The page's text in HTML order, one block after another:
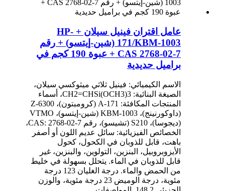
عامل اقتران فينيل سيلان + HP-
171/KBM-1003 (شين-إيتسو) + رقم
CAS 2768-02-7 + عبوة 190 كجم في
براميل حديدية
الاسم الكيميائي: فينيل ثلاثي ميثوكسي سيلان،
الصيغة البنائية: CH2=CHSi(OCH3)3، أسماء
المنتجات المكافئة: A-171 (كرومبتون)، Z-6300
(داوكورنينج)، KBM-1003 (شين-إيتسو)، VTMO
(ديجوسا)، S210 (تشيسو)، رقم CAS: 2768-02-7،
الخصائص الفيزيائية: سائل عديم اللون أو أصفر
باهت، قابل للذوبان في الكحول، كحول
الأيزوبروبيل، البنزين، التولوين، والبنزين، غير
قابل للذوبان في الماء. يتحلل بسهولة في خليط
من الحمض والماء. درجة الغليان 123 درجة
مئوية، درجة الوميض 23 درجة مئوية، والوزن